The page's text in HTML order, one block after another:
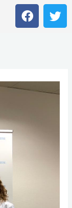
F
a
c
o
k
T
w
i
r